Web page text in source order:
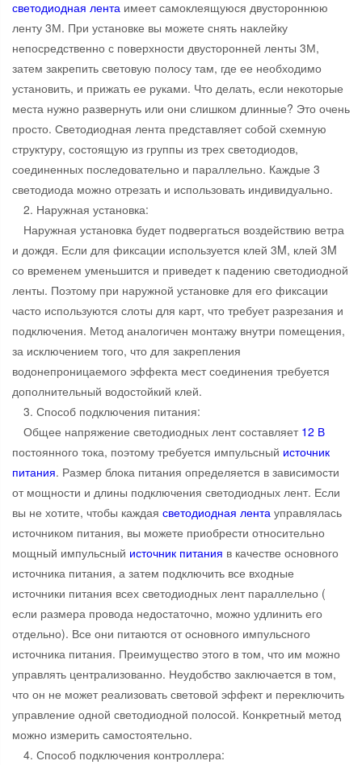
светодиодная лента имеет самоклеящуюся двустороннюю
ленту 3М. При установке вы можете снять наклейку
непосредственно с поверхности двусторонней ленты 3М,
затем закрепить световую полосу там, где ее необходимо
установить, и прижать ее руками. Что делать, если некоторые
места нужно развернуть или они слишком длинные? Это очень
просто. Светодиодная лента представляет собой схемную
структуру, состоящую из группы из трех светодиодов,
соединенных последовательно и параллельно. Каждые 3
светодиода можно отрезать и использовать индивидуально.
2. Наружная установка:
Наружная установка будет подвергаться воздействию ветра
и дождя. Если для фиксации используется клей 3M, клей 3M
со временем уменьшится и приведет к падению светодиодной
ленты. Поэтому при наружной установке для его фиксации
часто используются слоты для карт, что требует разрезания и
подключения. Метод аналогичен монтажу внутри помещения,
за исключением того, что для закрепления
водонепроницаемого эффекта мест соединения требуется
дополнительный водостойкий клей.
3. Способ подключения питания:
Общее напряжение светодиодных лент составляет 12 В
постоянного тока, поэтому требуется импульсный источник
питания. Размер блока питания определяется в зависимости
от мощности и длины подключения светодиодных лент. Если
вы не хотите, чтобы каждая светодиодная лента управлялась
источником питания, вы можете приобрести относительно
мощный импульсный источник питания в качестве основного
источника питания, а затем подключить все входные
источники питания всех светодиодных лент параллельно (
если размера провода недостаточно, можно удлинить его
отдельно). Все они питаются от основного импульсного
источника питания. Преимущество этого в том, что им можно
управлять централизованно. Неудобство заключается в том,
что он не может реализовать световой эффект и переключить
управление одной светодиодной полосой. Конкретный метод
можно измерить самостоятельно.
4. Способ подключения контроллера: